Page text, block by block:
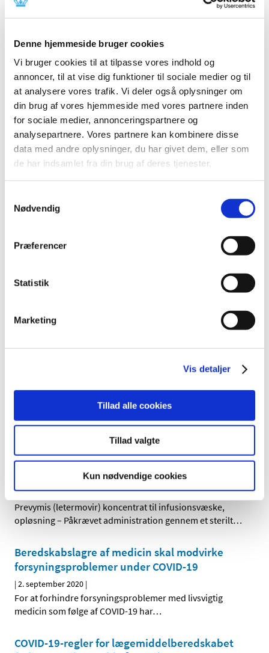
Denne hjemmeside bruger cookies
Vi bruger cookies til at tilpasse vores indhold og
annoncer, til at vise dig funktioner til sociale medier og til
at analysere vores trafik. Vi deler også oplysninger om
din brug af vores hjemmeside med vores partnere inden
for sociale medier, annonceringspartnere og
analysepartnere. Vores partnere kan kombinere disse
data med andre oplysninger, du har givet dem, eller som
de har indsamlet fra din brug af deres tjenester.
Nødvendig
Præferencer
Statistik
Marketing
Vis detaljer
Tillad alle cookies
Tillad valgte
Kun nødvendige cookies
Digoxin
Der er i øjeblikket problemer med forsyningen af Abstral
fra Kyowa Kirin, samt parallelimportører, og Digoxin
Ny dataanalyse: Ibuprofen forværrer ikke
tilstanden for COVID-19-patienter
| 9. september 2020
Brugen af Ibuprofen og andre smerte- og
betændelsesdæmpende lægemidler såkaldte NSAID’er
|8. september 2020
virkning fra 21. september 2020 ændrer tilskudsklausul.
Ameluz, Cyclogyl
Valaciclovir, Ameluz og Cyclogyl
Som led i at forebygge potentielle forsyningsproblemer
for lægemidler under Corona-pandemien, har
DHPC Prevymis (letermovir)
|3. september 2020|
Prevymis (letermovir) koncentrat til infusionsvæske,
opløsning – Påkrævet administration gennem et sterilt…
Beredskabslagre af medicin skal modvirke
forsyningsproblemer under COVID-19
|2. september 2020 |
For at forhindre forsyningsproblemer med livsvigtig
medicin som følge af COVID-19 har…
COVID-19-regler for lægemiddelberedskabet